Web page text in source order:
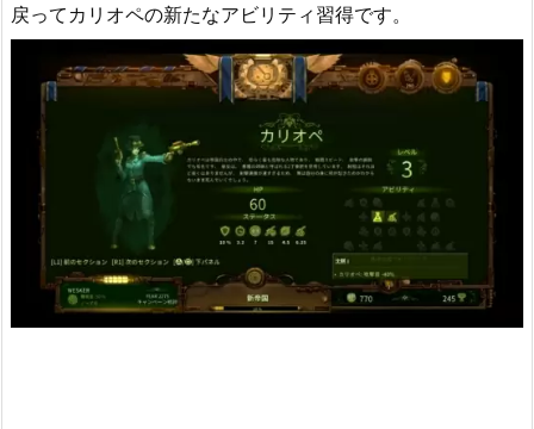
戻ってカリオペの新たなアビリティ習得です。